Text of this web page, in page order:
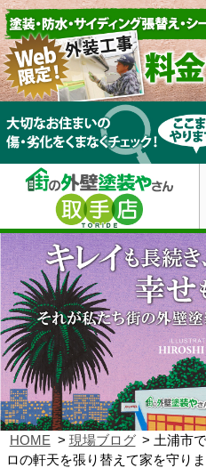
HOME 現場ブログ
土浦市
ロの軒天を張り替えて家を守りま